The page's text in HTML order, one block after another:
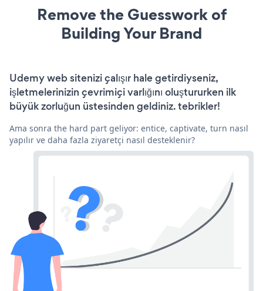
Remove the Guesswork of
Building Your Brand
Udemy web sitenizi çalışır hale getirdiyseniz,
işletmelerinizin çevrimiçi varlığını oluştururken ilk
büyük zorluğun üstesinden geldiniz. tebrikler!
Ama sonra the hard part geliyor: entice, captivate, turn nasıl
yapılır ve daha fazla ziyaretçi nasıl desteklenir?